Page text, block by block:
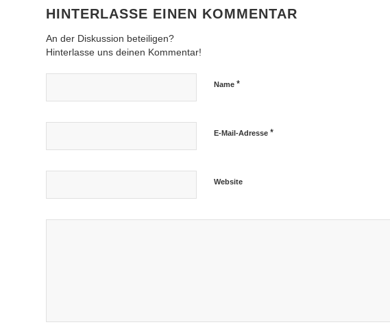
HINTERLASSE EINEN KOMMENTAR
An der Diskussion beteiligen?
Hinterlasse uns deinen Kommentar!
Name *
E-Mail-Adresse *
Website